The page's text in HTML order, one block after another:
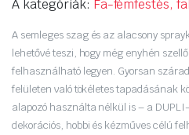
A kategóriák: Fa-fémfestés,
A semleges szag és az alacsony
lehetővé teszi, hogy még enyhén
felhasználható legyen. Gyorsan
felületen való tökéletes tapadásának
alapozó használta nélkül is – a DUPLI-
dekorációs, hobbi és kézműves célú